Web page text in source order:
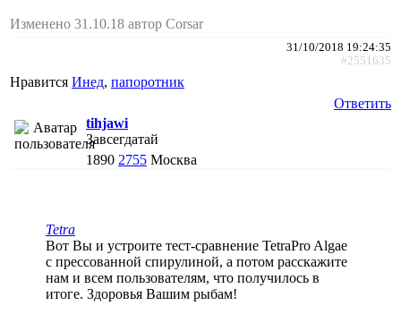
Изменено 31.10.18 автор Corsar
31/10/2018 19:24:35
#2551635
Нравится Инед, папоротник
Ответить
tihjawi
Завсегдатай
1890 2755 Москва
Tetra
Вот Вы и устроите тест-сравнение TetraPro Algae
с прессованной спирулиной, а потом расскажите
нам и всем пользователям, что получилось в
итоге. Здоровья Вашим рыбам!